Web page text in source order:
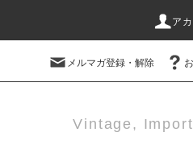
ア
メルマガ登録・解除
Vintage,